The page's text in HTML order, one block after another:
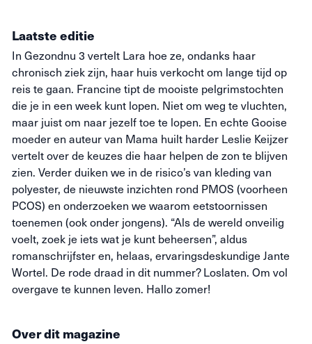
Laatste editie
In Gezondnu 3 vertelt Lara hoe ze, ondanks haar
chronisch ziek zijn, haar huis verkocht om lange tijd op
reis te gaan. Francine tipt de mooiste pelgrimstochten
die je in een week kunt lopen. Niet om weg te vluchten,
maar juist om naar jezelf toe te lopen. En echte Gooise
moeder en auteur van Mama huilt harder Leslie Keijzer
vertelt over de keuzes die haar helpen de zon te blijven
zien. Verder duiken we in de risico’s van kleding van
polyester, de nieuwste inzichten rond PMOS (voorheen
PCOS) en onderzoeken we waarom eetstoornissen
toenemen (ook onder jongens). “Als de wereld onveilig
voelt, zoek je iets wat je kunt beheersen”, aldus
romanschrijfster en, helaas, ervaringsdeskundige Jante
Wortel. De rode draad in dit nummer? Loslaten. Om vol
overgave te kunnen leven. Hallo zomer!
Over dit magazine